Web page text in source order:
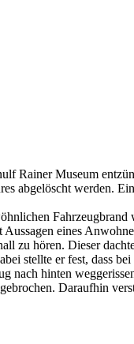
Rainer Museum
abgelöscht werden.
Aussagen eines
zu hören. Dieser
stellte er fest, dass
nach hinten
Daraufhin